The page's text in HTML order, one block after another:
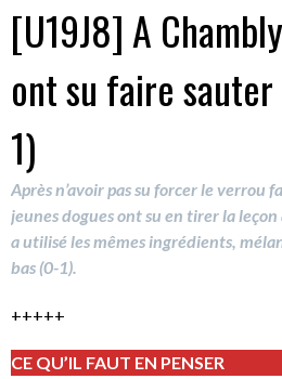
[U19J8] A
ont su faire
1)
Après n’avoir pas su forcer le verrou
jeunes dogues ont su en tirer la
a utilisé les mêmes ingrédients,
bas (0-1).
+++++
CE QU’IL FAUT EN PENSER